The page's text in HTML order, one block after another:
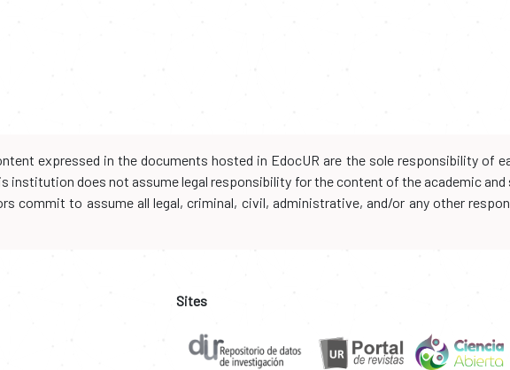
expressed in the documents hosted in EdocUR are the sole responsibility of
institution does not assume legal responsibility for the content of the academic
commit to assume all legal, criminal, civil, administrative, and/or any other
Sites